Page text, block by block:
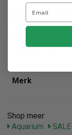
EAN nummer
Merk
Shop meer
Aquarium
SALE